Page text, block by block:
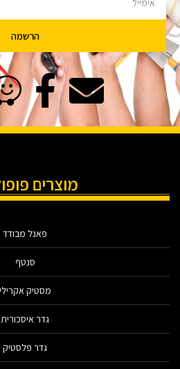
הרשמה
מוצרים
פאנל מבודד
סנטף
מסטיק אקרילי
גדר איסכורית
גדר פלסטיק